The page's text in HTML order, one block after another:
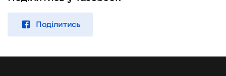
Поділитись